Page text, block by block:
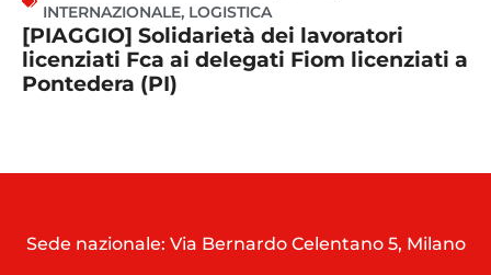
INTERNAZIONALE, LOGISTICA
[PIAGGIO] Solidarietà dei lavoratori
licenziati Fca ai delegati Fiom licenziati a
Pontedera (PI)
Sede nazionale: Via Bernardo Celentano 5, Milano